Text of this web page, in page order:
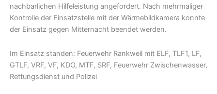
nachbarlichen Hilfeleistung angefordert. Nach mehrmaliger
Kontrolle der Einsatzstelle mit der Wärmebildkamera konnte
der Einsatz gegen Mitternacht beendet werden.
Im Einsatz standen: Feuerwehr Rankweil mit ELF, TLF1, LF,
GTLF, VRF, VF, KDO, MTF, SRF, Feuerwehr Zwischenwasser,
Rettungsdienst und Polizei